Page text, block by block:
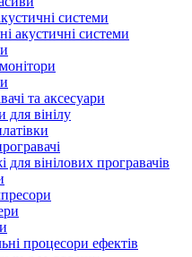
системи
акустичні системи
та аксесуари
для вінілу
для вінілових програвачів
процесори ефектів